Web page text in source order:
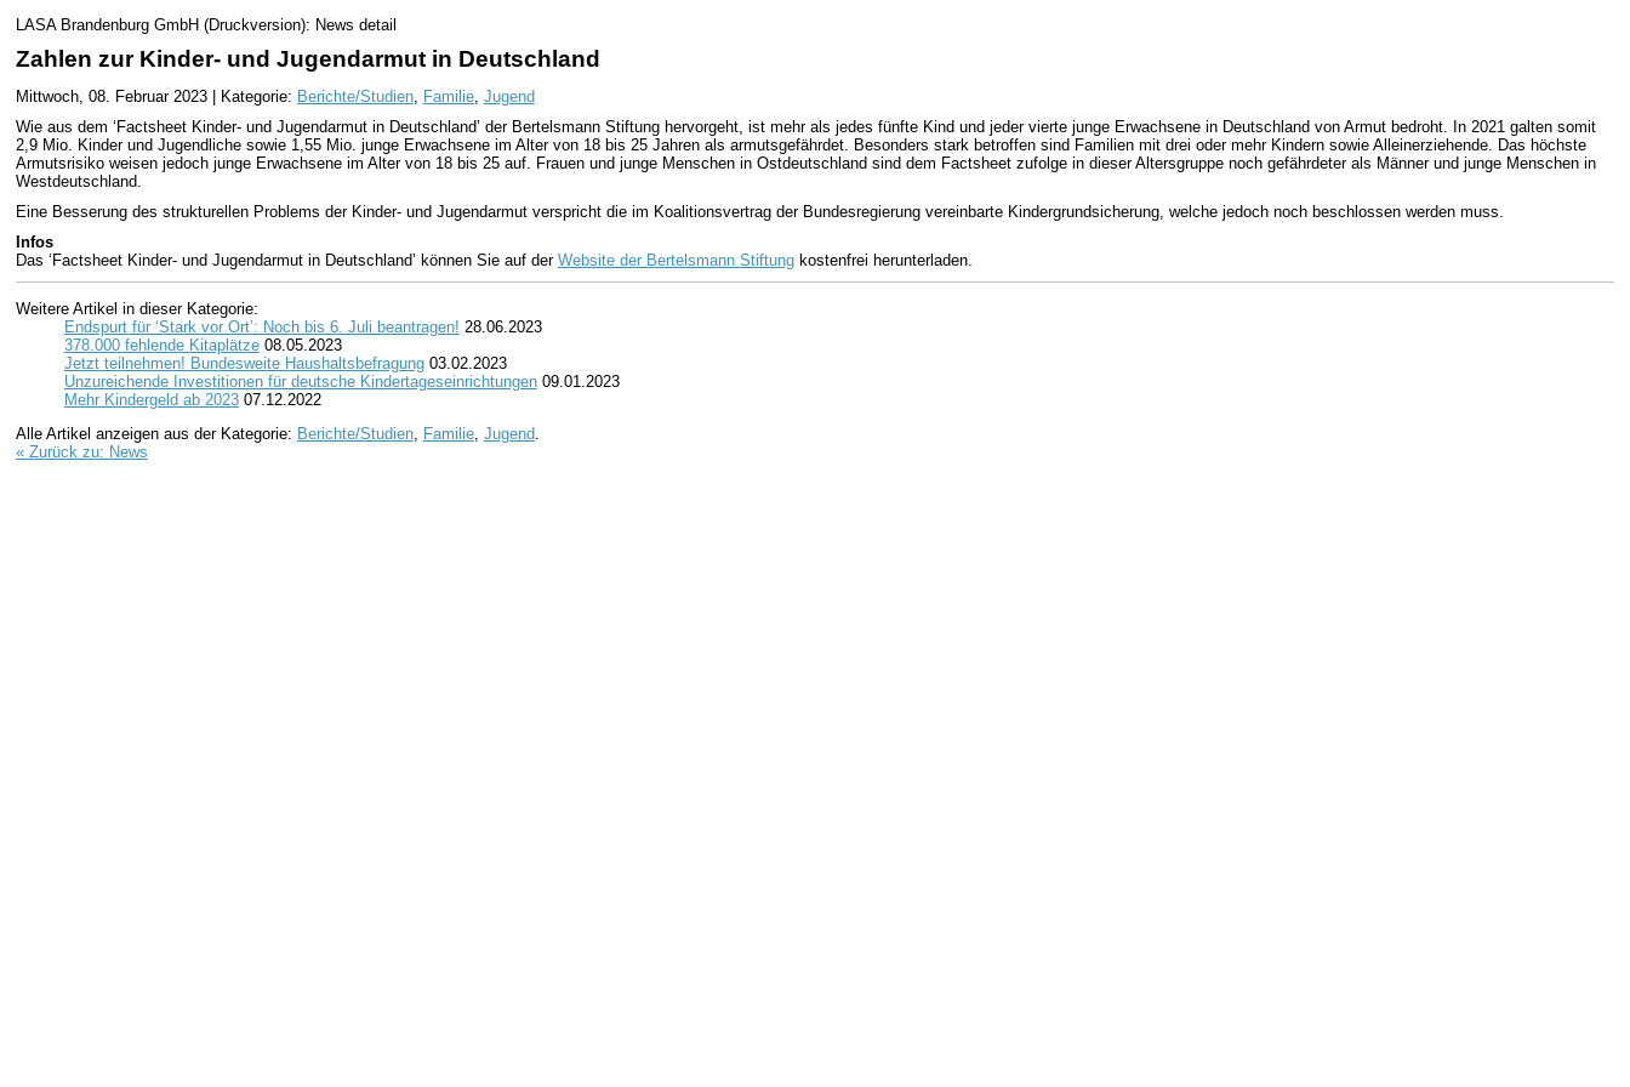
LASA Brandenburg GmbH (Druckversion): News detail
Zahlen zur Kinder- und Jugendarmut in Deutschland
Mittwoch, 08. Februar 2023 | Kategorie: Berichte/Studien, Familie, Jugend
Wie aus dem ‘Factsheet Kinder- und Jugendarmut in Deutschland’ der Bertelsmann Stiftung hervorgeht, ist mehr als jedes fünfte Kind und jeder vierte junge Erwachsene in Deutschland von Armut bedroht. In 2021 galten somit
2,9 Mio. Kinder und Jugendliche sowie 1,55 Mio. junge Erwachsene im Alter von 18 bis 25 Jahren als armutsgefährdet. Besonders stark betroffen sind Familien mit drei oder mehr Kindern sowie Alleinerziehende. Das höchste
Armutsrisiko weisen jedoch junge Erwachsene im Alter von 18 bis 25 auf. Frauen und junge Menschen in Ostdeutschland sind dem Factsheet zufolge in dieser Altersgruppe noch gefährdeter als Männer und junge Menschen in
Westdeutschland.
Eine Besserung des strukturellen Problems der Kinder- und Jugendarmut verspricht die im Koalitionsvertrag der Bundesregierung vereinbarte Kindergrundsicherung, welche jedoch noch beschlossen werden muss.
Infos
Das ‘Factsheet Kinder- und Jugendarmut in Deutschland’ können Sie auf der Website der Bertelsmann Stiftungkostenfrei herunterladen.
Weitere Artikel in dieser Kategorie:
Endspurt für ‘Stark vor Ort’: Noch bis 6. Juli beantragen! 28.06.2023
378.000 fehlende Kitaplätze 08.05.2023
Jetzt teilnehmen! Bundesweite Haushaltsbefragung 03.02.2023
Unzureichende Investitionen für deutsche Kindertageseinrichtungen 09.01.2023
Mehr Kindergeld ab 2023 07.12.2022
Alle Artikel anzeigen aus der Kategorie: Berichte/Studien, Familie, Jugend.
« Zurück zu: News